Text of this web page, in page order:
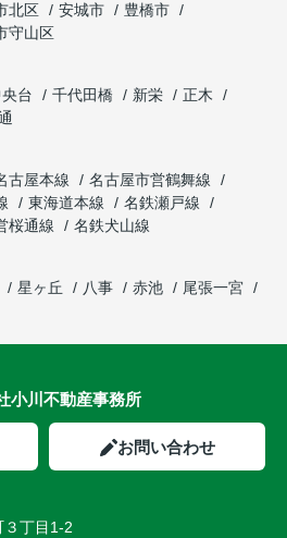
北区 安城市
豊橋市
守山区
台 千代田橋 新栄
正木
古屋本線
名古屋市営鶴舞線
東海道本線
名鉄瀬戸線
桜通線
名鉄犬山線
星ヶ丘 八事 赤池
尾張一宮
小川不動産事務所
お問い合わせ
３丁目1-2